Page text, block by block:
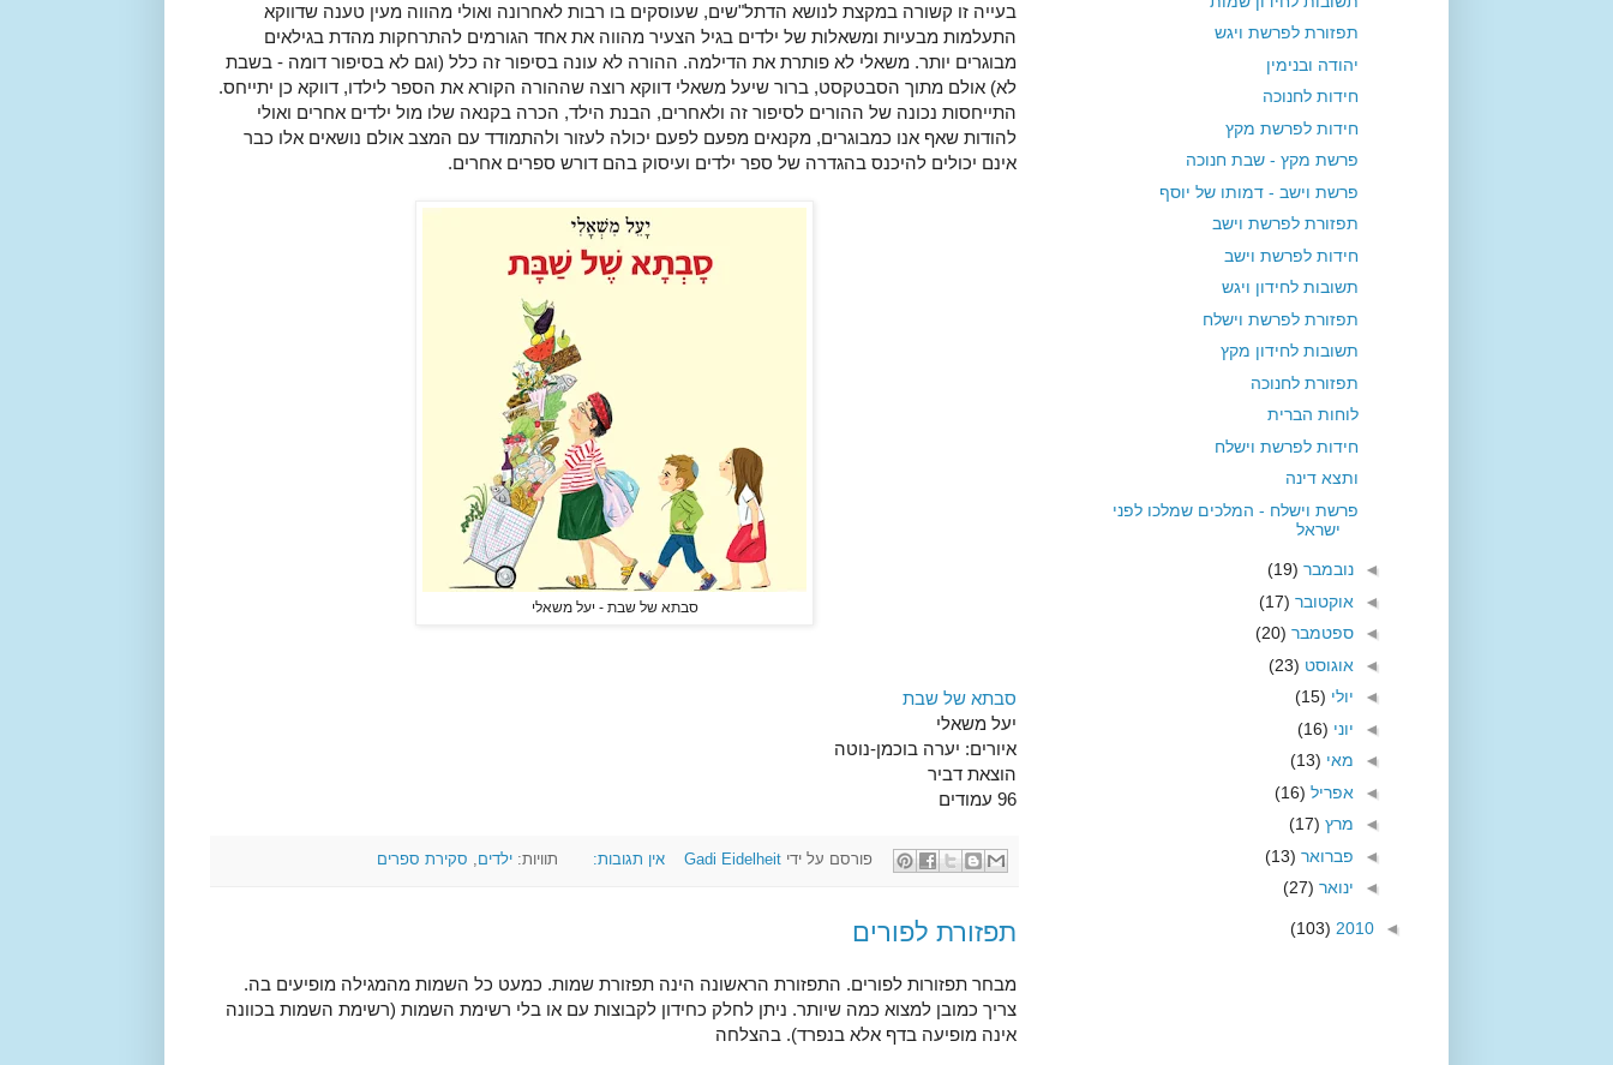
בעייה זו קשורה במקצת לנושא הדתל"שים, שעוסקים בו רבות לאחרונה ואולי מהווה מעין טענה שדווקא
התעלמות מבעיות ומשאלות של ילדים בגיל הצעיר מהווה את אחד הגורמים להתרחקות מהדת בגילאים
מבוגרים יותר. משאלי לא פותרת את הדילמה. ההורה לא עונה בסיפור זה כלל (וגם לא בסיפור דומה - בשבת
לא) אולם מתוך הסבטקסט, ברור שיעל משאלי דווקא רוצה שההורה הקורא את הספר לילדו, דווקא כן יתייחס.
התייחסות נכונה של ההורים לסיפור זה ולאחרים, הבנת הילד, הכרה בקנאה שלו מול ילדים אחרים ואולי
להודות שאף אנו כמבוגרים, מקנאים מפעם לפעם יכולה לעזור ולהתמודד עם המצב אולם נושאים אלו כבר
אינם יכולים להיכנס בהגדרה של ספר ילדים ועיסוק בהם דורש ספרים אחרים.
סבתא של שבת - יעל משאלי
סבתא של שבת
יעל משאלי
איורים: יערה בוכמן-נוטה
הוצאת דביר
96 עמודים
פורסם על ידי Gadi Eidelheit אין תגובות: תוויות:ילדים, סקירת ספרים
תפזורת לפורים
מבחר תפזורות לפורים. התפזורת הראשונה הינה תפזורת שמות. כמעט כל השמות מהמגילה מופיעים בה.
צריך כמובן למצוא כמה שיותר. ניתן לחלק כחידון לקבוצות עם או בלי רשימת השמות (רשימת השמות בכוונה
אינה מופיעה בדף אלא בנפרד). בהצלחה
תפזורת לפרשת ויגש
יהודה ובנימין
חידות לחנוכה
חידות לפרשת מקץ
פרשת מקץ - שבת חנוכה
פרשת וישב - דמותו של יוסף
תפזורת לפרשת וישב
חידות לפרשת וישב
תשובות לחידון ויגש
תפזורת לפרשת וישלח
תשובות לחידון מקץ
תפזורת לחנוכה
לוחות הברית
חידות לפרשת וישלח
ותצא דינה
פרשת וישלח - המלכים שמלכו לפני
ישראל
◄ נובמבר (19)
◄ אוקטובר (17)
◄ ספטמבר (20)
◄ אוגוסט (23)
◄ יולי (15)
◄ יוני (16)
◄ מאי (13)
◄ אפריל (16)
◄ מרץ (17)
◄ פברואר (13)
◄ ינואר (27)
◄
2010
(103)